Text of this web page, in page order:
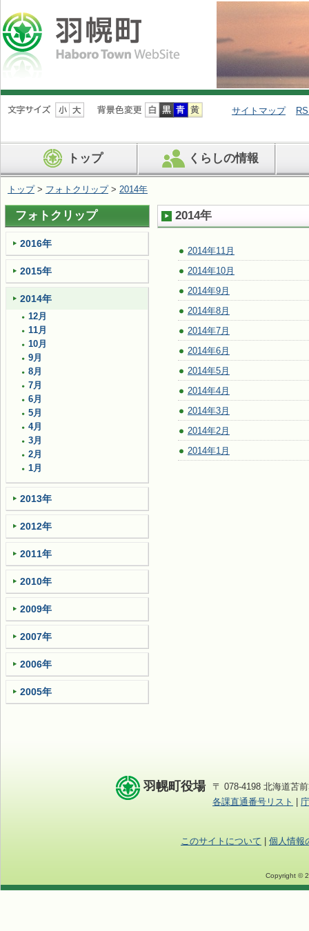
ナ
ビ
ン
を
ば
す
サイトマップ
トップ くらしの情報
トップ> フォトクリップ> 2014年
2014年
2014年11月
2014年10月
2014年9月
2014年8月
2014年7月
2014年6月
2014年5月
2014年4月
2014年3月
2014年2月
2014年1月
フォトクリップ
2016年
2015年
2014年
12月
11月
10月
9月
8月
7月
6月
5月
4月
3月
2月
1月
2013年
2012年
2011年
2010年
2009年
2007年
2006年
2005年
羽幌町役場
〒 078-4198 北海道苫
各課直通番号リスト
このサイトについて 個人情報
Copyright ©